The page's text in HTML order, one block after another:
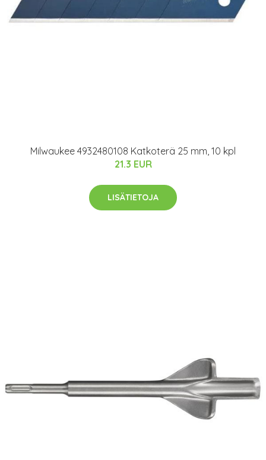
Milwaukee 4932480108 Katkoterä 25 mm, 10 kpl
21.3 EUR
LISÄTIETOJA